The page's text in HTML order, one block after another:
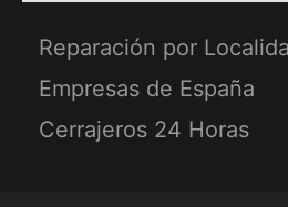
Reparación por
Empresas de España
Cerrajeros 24 Horas